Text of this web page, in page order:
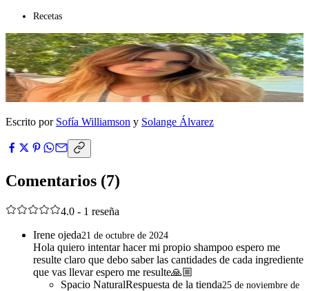
Recetas
Escrito por Sofía Williamson y Solange Álvarez
Comentarios (7)
4.0 - 1 reseña
Irene ojeda21 de octubre de 2024
Hola quiero intentar hacer mi propio shampoo espero me
resulte claro que debo saber las cantidades de cada ingrediente
que vas llevar espero me resulte🙏🏼
Spacio NaturalRespuesta de la tienda25 de noviembre de